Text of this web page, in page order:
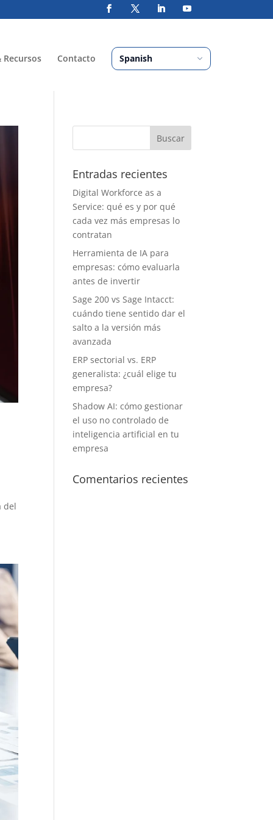
Contacto
del
Entradas recientes
Digital Workforce as a
Service: qué es y por qué
cada vez más empresas lo
contratan
Herramienta de IA para
empresas: cómo evaluarla
antes de invertir
Sage 200 vs Sage Intacct:
cuándo tiene sentido dar el
salto a la versión más
avanzada
ERP sectorial vs. ERP
generalista: ¿cuál elige tu
empresa?
Shadow AI: cómo gestionar
el uso no controlado de
inteligencia artificial en tu
empresa
Comentarios recientes